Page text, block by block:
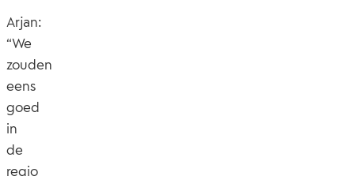
Arjan:
“We
zouden
eens
goed
in
de
regio